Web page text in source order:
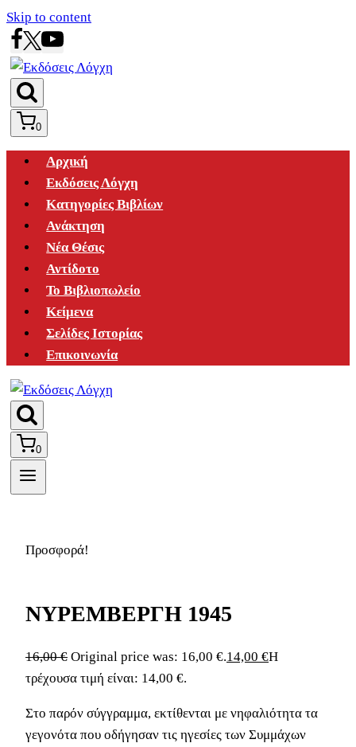
Skip to content
0
Αρχική
Εκδόσεις Λόγχη
Κατηγορίες Βιβλίων
Ανάκτηση
Νέα Θέσις
Αντίδοτο
Το Βιβλιοπωλείο
Κείμενα
Σελίδες Ιστορίας
Επικοινωνία
0
Προσφορά!
ΝΥΡΕΜΒΕΡΓΗ 1945
16,00€ Original price was: 16,00 €.14,00 €Η
τρέχουσα τιμή είναι: 14,00 €.
Στο παρόν σύγγραμμα, εκτίθενται με νηφαλιότητα τα
γεγονότα που οδήγησαν τις ηγεσίες των Συμμάχων